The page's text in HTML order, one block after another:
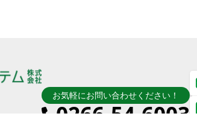
お気軽にお問い合わせください！
0266-54-6003